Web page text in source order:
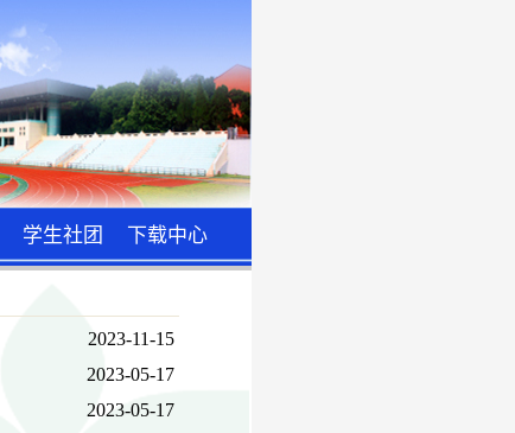
学生社团 下载中心
2023-11-15
2023-05-17
2023-05-17